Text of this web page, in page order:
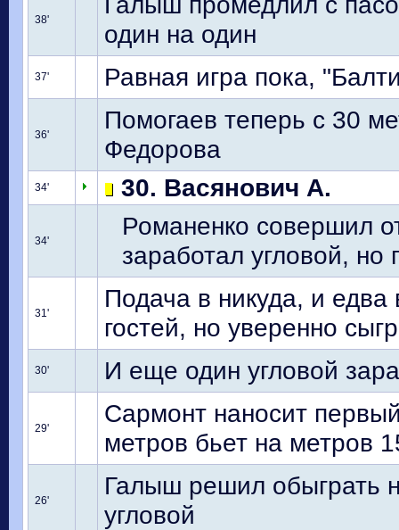
38'
один на один
37' Равная игра пока,
36'
Помогаев теперь с 30
Федорова
34' 30. Васянович А.
34'
Романенко совершил
заработал угловой, но
31'
Подача в никуда, и едва
гостей, но уверенно
30' И еще один угловой
29'
Сармонт наносит
метров бьет на метров
26'
Галыш решил обыграть
угловой